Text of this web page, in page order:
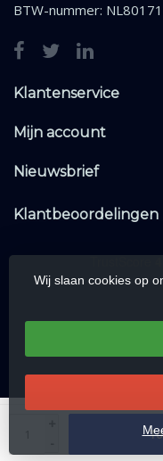
BTW-nummer:
Klantenservice
Mijn account
Nieuwsbrief
Klantbeoordelingen
Wij slaan cookies op